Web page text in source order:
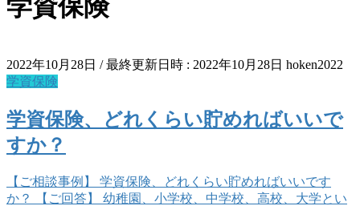
学資保険
2022年10月28日 / 最終更新日時 : 2022年10月28日 hoken2022
学資保険
学資保険、どれくらい貯めればいいで
すか？
【ご相談事例】 学資保険、どれくらい貯めればいいです
か？ 【ご回答】 幼稚園、小学校、中学校、高校、大学とい